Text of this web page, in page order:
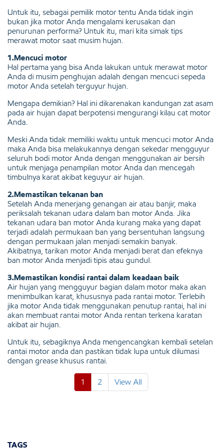
Untuk itu, sebagai pemilik motor tentu Anda tidak ingin
bukan jika motor Anda mengalami kerusakan dan
penurunan performa? Untuk itu, mari kita simak tips
merawat motor saat musim hujan.
1.Mencuci motor
Hal pertama yang bisa Anda lakukan untuk merawat motor
Anda di musim penghujan adalah dengan mencuci sepeda
motor Anda setelah terguyur hujan.
Mengapa demikian? Hal ini dikarenakan kandungan zat asam
pada air hujan dapat berpotensi mengurangi kilau cat motor
Anda.
Meski Anda tidak memiliki waktu untuk mencuci motor Anda
maka Anda bisa melakukannya dengan sekedar mengguyur
seluruh bodi motor Anda dengan menggunakan air bersih
untuk menjaga penampilan motor Anda dan mencegah
timbulnya karat akibat keguyur air hujan.
2.Memastikan tekanan ban
Setelah Anda menerjang genangan air atau banjir, maka
periksalah tekanan udara dalam ban motor Anda. Jika
tekanan udara ban motor Anda kurang maka yang dapat
terjadi adalah permukaan ban yang bersentuhan langsung
dengan permukaan jalan menjadi semakin banyak.
Akibatnya, tarikan motor Anda menjadi berat dan efeknya
ban motor Anda menjadi tipis atau gundul.
3.Memastikan kondisi rantai dalam keadaan baik
Air hujan yang mengguyur bagian dalam motor maka akan
menimbulkan karat, khususnya pada rantai motor. Terlebih
jika motor Anda tidak menggunakan penutup rantai, hal ini
akan membuat rantai motor Anda rentan terkena karatan
akibat air hujan.
Untuk itu, sebagiknya Anda mengencangkan kembali setelan
rantai motor anda dan pastikan tidak lupa untuk dilumasi
dengan grease khusus rantai.
1 2 View All
TAGS